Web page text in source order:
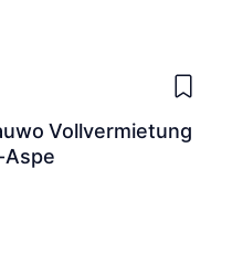
Vollvermietung